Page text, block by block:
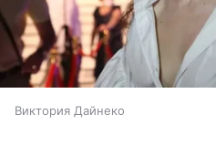
Виктория Дайнеко